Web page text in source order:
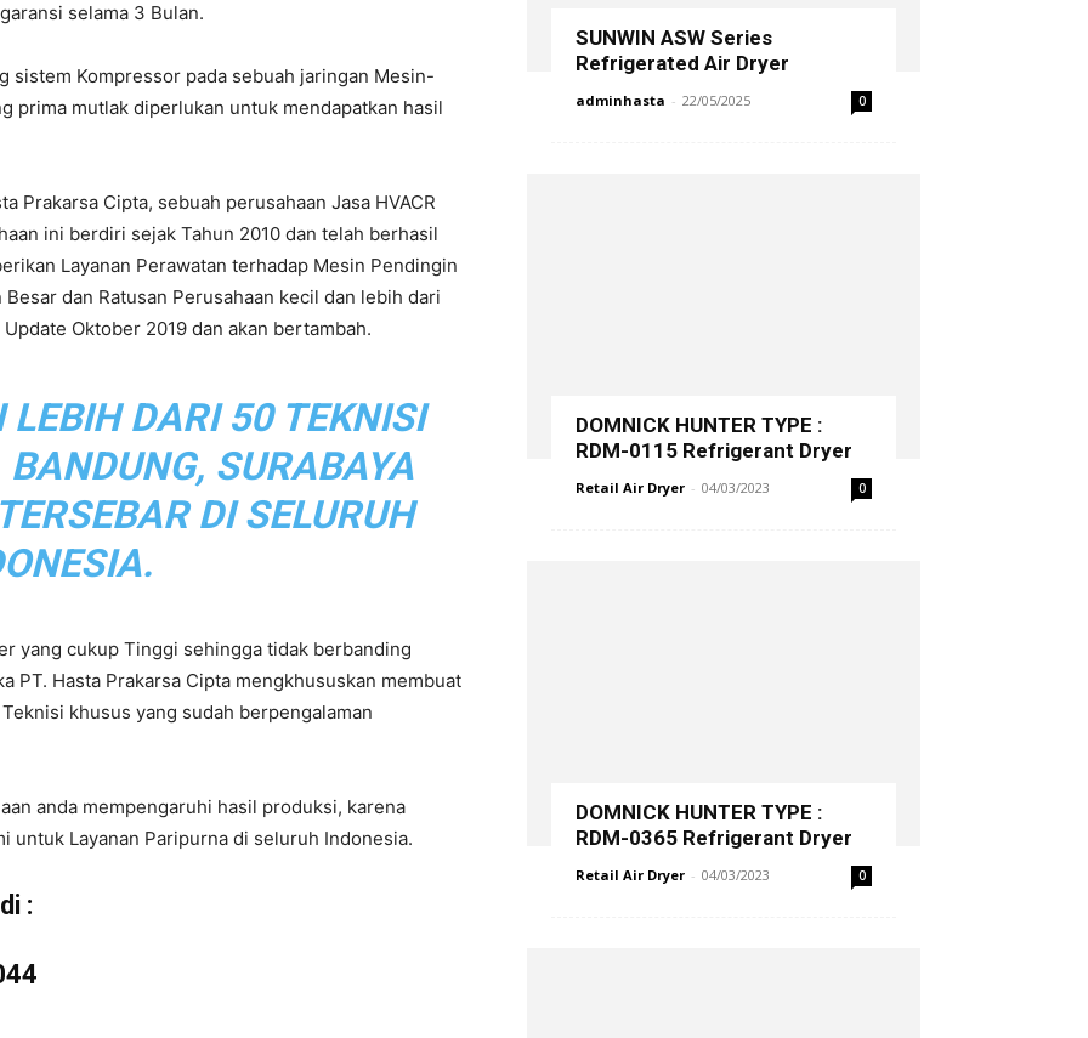
selama 3 Bulan.
sistem Kompressor pada sebuah jaringan Mesin-
prima mutlak diperlukan untuk mendapatkan hasil
Prakarsa Cipta, sebuah perusahaan Jasa HVACR
ini berdiri sejak Tahun 2010 dan telah berhasil
Layanan Perawatan terhadap Mesin Pendingin
dan Ratusan Perusahaan kecil dan lebih dari
Oktober 2019 dan akan bertambah.
DARI 50 TEKNISI
SURABAYA
DI SELURUH
yang cukup Tinggi sehingga tidak berbanding
PT. Hasta Prakarsa Cipta mengkhususkan membuat
khusus yang sudah berpengalaman
anda mempengaruhi hasil produksi, karena
untuk Layanan Paripurna di seluruh Indonesia.
:
SUNWIN ASW Series
Refrigerated Air Dryer
adminhasta - 22/05/2025 0
DOMNICK HUNTER TYPE :
RDM-0115 Refrigerant Dryer
Retail Air Dryer - 04/03/2023 0
DOMNICK HUNTER TYPE :
RDM-0365 Refrigerant Dryer
Retail Air Dryer - 04/03/2023 0